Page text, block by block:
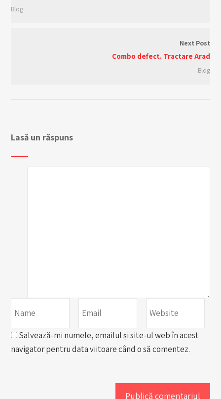
Blog
Next Post
Combo defect. Tractare Arad
Blog
Lasă un răspuns
Salvează-mi numele, emailul și site-ul web în acest
navigator pentru data viitoare când o să comentez.